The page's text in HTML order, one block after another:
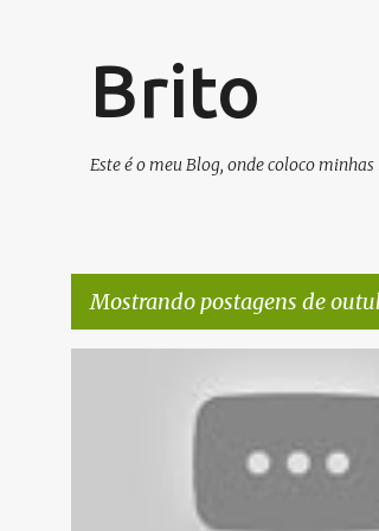
Brito
Este é o meu Blog, onde coloco
Mostrando postagens de
INVESTIMENTOS/FINANÇAS VÍDEOS